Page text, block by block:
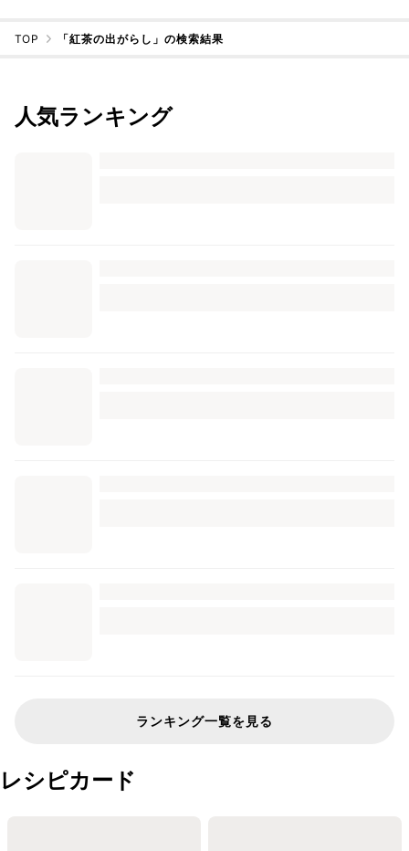
TOP 「紅茶の出がらし」の検索結果
人気ランキング
ランキング一覧を見る
レシピカード